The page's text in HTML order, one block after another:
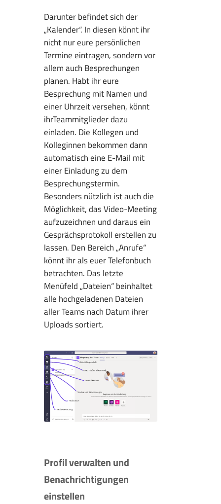
Darunter befindet sich der
„Kalender“. In diesen könnt ihr
nicht nur eure persönlichen
Termine eintragen, sondern vor
allem auch Besprechungen
planen. Habt ihr eure
Besprechung mit Namen und
einer Uhrzeit versehen, könnt
ihrTeammitglieder dazu
einladen. Die Kollegen und
Kolleginnen bekommen dann
automatisch eine E-Mail mit
einer Einladung zu dem
Besprechungstermin.
Besonders nützlich ist auch die
Möglichkeit, das Video-Meeting
aufzuzeichnen und daraus ein
Gesprächsprotokoll erstellen zu
lassen. Den Bereich „Anrufe“
könnt ihr als euer Telefonbuch
betrachten. Das letzte
Menüfeld „Dateien“ beinhaltet
alle hochgeladenen Dateien
aller Teams nach Datum ihrer
Uploads sortiert.
Profil verwalten und
Benachrichtigungen
einstellen